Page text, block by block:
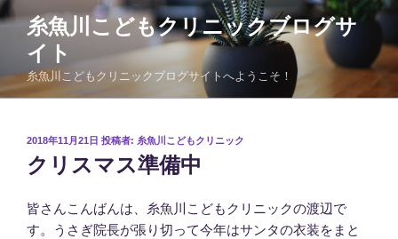
コ
ン
ツ
糸魚川こどもクリニックブログサ
イト
糸魚川こどもクリニックブログサイトへようこそ！
投
日:
2018年11月21日 投稿者: 糸魚川こどもクリニック
クリスマス準備中
皆さんこんばんは、糸魚川こどもクリニックの渡辺で
す。うさぎ院長が張り切って今年はサンタの衣装をまと